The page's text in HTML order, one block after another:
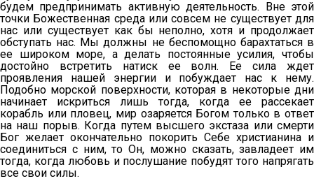
будем предпринимать активную деятельность. Вне этой
точки Божественная среда или совсем не существует для
нас или существует как бы неполно, хотя и продолжает
обступать нас. Мы должны не беспомощно барахтаться в
ее широком море, а делать постоянные усилия, чтобы
достойно встретить натиск ее волн. Ее сила ждет
проявления нашей энергии и побуждает нас к нему.
Подобно морской поверхности, которая в некоторые дни
начинает искриться лишь тогда, когда ее рассекает
корабль или пловец, мир озаряется Богом только в ответ
на наш порыв. Когда путем высшего экстаза или смерти
Бог желает окончательно покорить Себе христианина и
соединиться с ним, то Он, можно сказать, завладеет им
тогда, когда любовь и послушание побудят того напрягать
все свои силы.